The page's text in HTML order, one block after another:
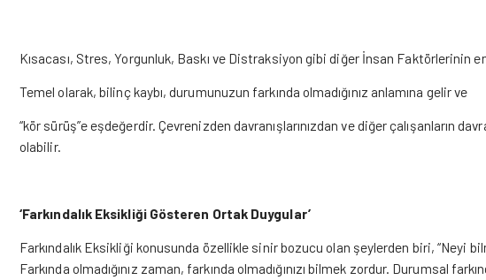
Kısacası, Stres, Yorgunluk, Baskı ve Distraksiyon gibi diğer İnsan Faktörlerinin
Temel olarak, bilinç kaybı, durumunuzun farkında olmadığınız anlamına gelir ve
“kör sürüş”e eşdeğerdir. Çevrenizden davranışlarınızdan ve diğer çalışanların
olabilir.
‘Farkındalık Eksikliği Gösteren Ortak Duygular’
Farkındalık Eksikliği konusunda özellikle sinir bozucu olan şeylerden biri, “Neyi
Farkında olmadığınız zaman, farkında olmadığınızı bilmek zordur. Durumsal